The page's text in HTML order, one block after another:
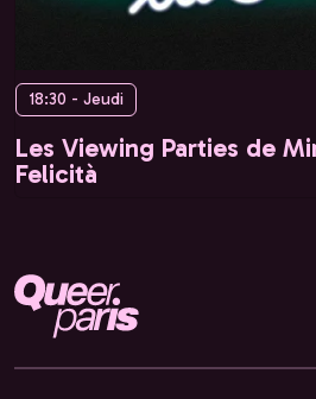
18:30 - Jeudi
Les Viewing Parties de
Felicità